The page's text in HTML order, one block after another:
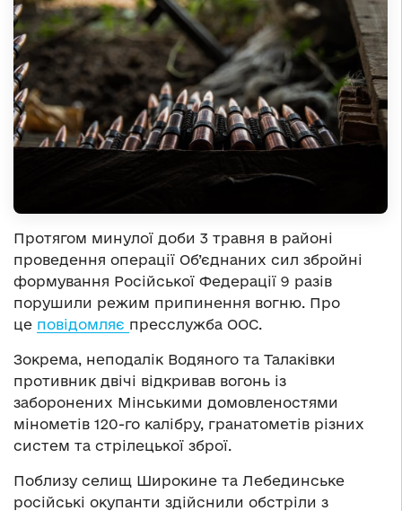
Протягом минулої доби 3 травня в районі
проведення операції Об’єднаних сил збройні
формування Російської Федерації 9 разів
порушили режим припинення вогню. Про
це повідомляє пресслужба ООС.
Зокрема, неподалік Водяного та Талаківки
противник двічі відкривав вогонь із
заборонених Мінськими домовленостями
мінометів 120-го калібру, гранатометів різних
систем та стрілецької зброї.
Поблизу селищ Широкине та Лебединське
російські окупанти здійснили обстріли з